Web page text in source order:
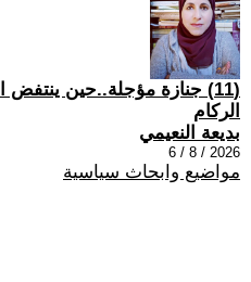
(11) جنازة مؤجلة..حين
الركام
بديعة النعيمي
2026 / 8 / 6
مواضيع وابحاث سياسية